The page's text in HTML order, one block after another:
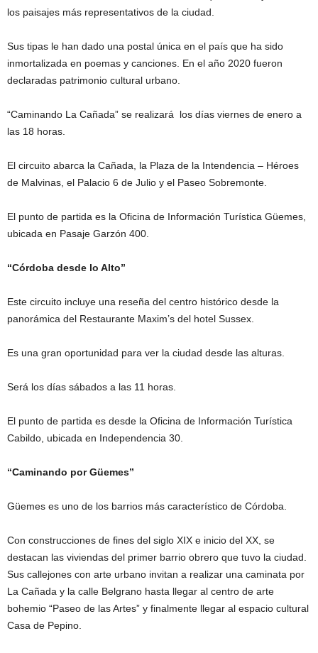
los paisajes más representativos de la ciudad.
Sus tipas le han dado una postal única en el país que ha sido
inmortalizada en poemas y canciones. En el año 2020 fueron
declaradas patrimonio cultural urbano.
“Caminando La Cañada” se realizará los días viernes de enero a
las 18 horas.
El circuito abarca la Cañada, la Plaza de la Intendencia – Héroes
de Malvinas, el Palacio 6 de Julio y el Paseo Sobremonte.
El punto de partida es la Oficina de Información Turística Güemes,
ubicada en Pasaje Garzón 400.
“Córdoba desde lo Alto”
Este circuito incluye una reseña del centro histórico desde la
panorámica del Restaurante Maxim’s del hotel Sussex.
Es una gran oportunidad para ver la ciudad desde las alturas.
Será los días sábados a las 11 horas.
El punto de partida es desde la Oficina de Información Turística
Cabildo, ubicada en Independencia 30.
“Caminando por Güemes”
Güemes es uno de los barrios más característico de Córdoba.
Con construcciones de fines del siglo XIX e inicio del XX, se
destacan las viviendas del primer barrio obrero que tuvo la ciudad.
Sus callejones con arte urbano invitan a realizar una caminata por
La Cañada y la calle Belgrano hasta llegar al centro de arte
bohemio “Paseo de las Artes” y finalmente llegar al espacio cultural
Casa de Pepino.